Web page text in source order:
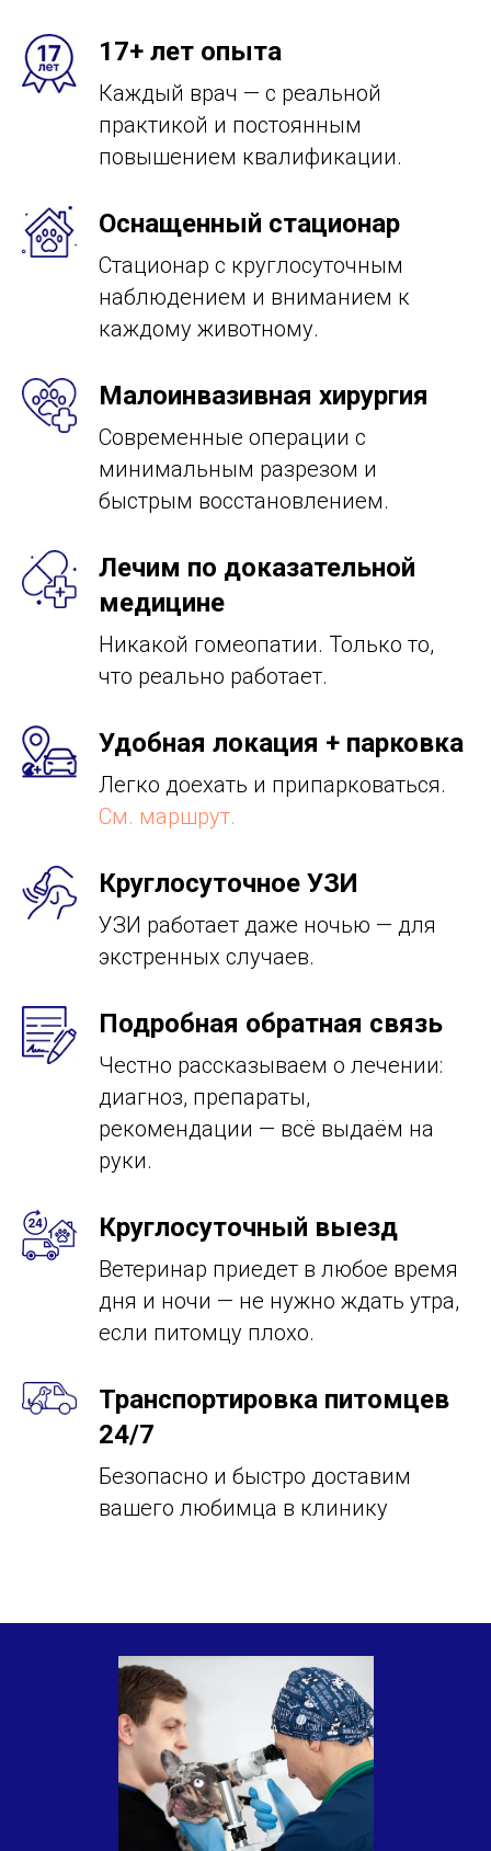
17+ лет опыта
Каждый врач — с реальной
практикой и постоянным
повышением квалификации.
Оснащенный стационар
Стационар с круглосуточным
наблюдением и вниманием к
каждому животному.
Малоинвазивная хирургия
Современные операции с
минимальным разрезом и
быстрым восстановлением.
Лечим по доказательной
медицине
Никакой гомеопатии. Только то,
что реально работает.
Удобная локация + парковка
Легко доехать и припарковаться.
См. маршрут.
Круглосуточное УЗИ
УЗИ работает даже ночью — для
экстренных случаев.
Подробная обратная связь
Честно рассказываем о лечении:
диагноз, препараты,
рекомендации — всё выдаём на
руки.
Круглосуточный выезд
Ветеринар приедет в любое время
дня и ночи — не нужно ждать утра,
если питомцу плохо.
Транспортировка питомцев
24/7
Безопасно и быстро доставим
вашего любимца в клинику